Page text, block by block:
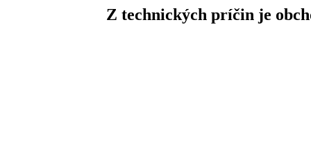
Z technických príčin je